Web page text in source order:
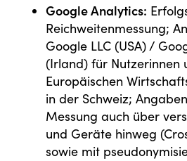
Google Analytics:
Reichweitenmessung;
Google LLC (USA) /
(Irland) für Nutzerinnen
Europäischen
in der Schweiz;
Messung auch über
und Geräte hinweg
sowie mit